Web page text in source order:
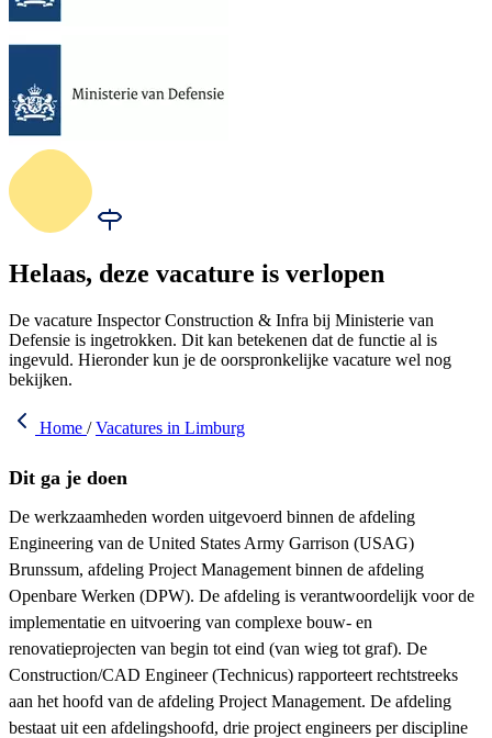
Helaas, deze vacature is verlopen
De vacature Inspector Construction & Infra bij Ministerie van
Defensie is ingetrokken. Dit kan betekenen dat de functie al is
ingevuld. Hieronder kun je de oorspronkelijke vacature wel nog
bekijken.
Home / Vacatures in Limburg
Dit ga je doen
De werkzaamheden worden uitgevoerd binnen de afdeling
Engineering van de United States Army Garrison (USAG)
Brunssum, afdeling Project Management binnen de afdeling
Openbare Werken (DPW). De afdeling is verantwoordelijk voor de
implementatie en uitvoering van complexe bouw- en
renovatieprojecten van begin tot eind (van wieg tot graf). De
Construction/CAD Engineer (Technicus) rapporteert rechtstreeks
aan het hoofd van de afdeling Project Management. De afdeling
bestaat uit een afdelingshoofd, drie project engineers per discipline